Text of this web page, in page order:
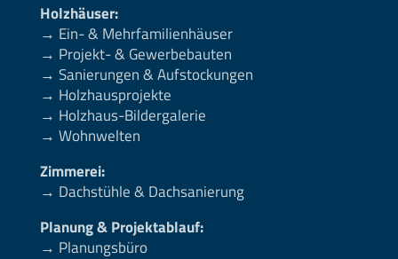
Holzhäuser:
→ Ein- & Mehrfamilienhäuser
→ Projekt- & Gewerbebauten
→ Sanierungen & Aufstockungen
→ Holzhausprojekte
→ Holzhaus-Bildergalerie
→ Wohnwelten
Zimmerei:
→ Dachstühle & Dachsanierung
Planung & Projektablauf:
→ Planungsbüro